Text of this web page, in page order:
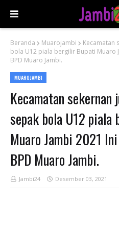
Beranda Muarojambi
Kecamatan
bola U12 piala bergilir Bupati Muaro
BPD Muaro Jambi.
MUAROJAMBI
Kecamatan
sepak bola U12
Muaro Jambi 2021
BPD Muaro Jambi.
Jambi24 Desember 03, 2021